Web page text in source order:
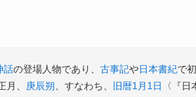
話の登場人物であり、 古事記や日本書紀で
月、 庚辰朔 、すなわち、 旧暦1月1日
〈『